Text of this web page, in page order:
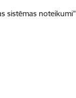
sistēmas noteikumi”